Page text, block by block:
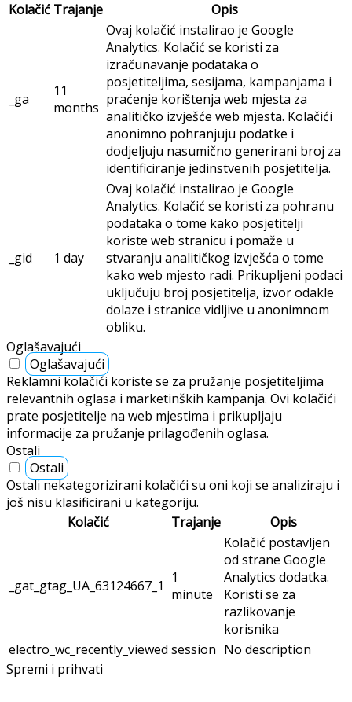
Kolačić Trajanje Opis
_ga
11
months
Ovaj kolačić instalirao je Google
Analytics. Kolačić se koristi za
izračunavanje podataka o
posjetiteljima, sesijama, kampanjama i
praćenje korištenja web mjesta za
analitičko izvješće web mjesta. Kolačići
anonimno pohranjuju podatke i
dodjeljuju nasumično generirani broj za
identificiranje jedinstvenih posjetitelja.
_gid 1 day
Ovaj kolačić instalirao je Google
Analytics. Kolačić se koristi za pohranu
podataka o tome kako posjetitelji
koriste web stranicu i pomaže u
stvaranju analitičkog izvješća o tome
kako web mjesto radi. Prikupljeni podaci
uključuju broj posjetitelja, izvor odakle
dolaze i stranice vidljive u anonimnom
obliku.
Oglašavajući
Oglašavajući
Reklamni kolačići koriste se za pružanje posjetiteljima
relevantnih oglasa i marketinških kampanja. Ovi kolačići
prate posjetitelje na web mjestima i prikupljaju
informacije za pružanje prilagođenih oglasa.
Ostali
Ostali
Ostali nekategorizirani kolačići su oni koji se analiziraju i
još nisu klasificirani u kategoriju.
Kolačić
Trajanje Opis
_gat_gtag_UA_63124667_1
1
minute
Kolačić postavljen
od strane Google
Analytics dodatka.
Koristi se za
razlikovanje
korisnika
electro_wc_recently_viewed session No description
Spremi i prihvati